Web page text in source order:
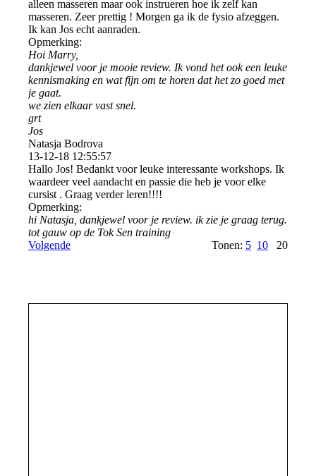
alleen masseren maar ook instrueren hoe ik zelf kan
masseren. Zeer prettig ! Morgen ga ik de fysio afzeggen.
Ik kan Jos echt aanraden.
Opmerking:
Hoi Marry,
dankjewel voor je mooie review. Ik vond het ook een leuke
kennismaking en wat fijn om te horen dat het zo goed met
je gaat.
we zien elkaar vast snel.
grt
Jos
Natasja Bodrova
13-12-18 12:55:57
Hallo Jos! Bedankt voor leuke interessante workshops. Ik
waardeer veel aandacht en passie die heb je voor elke
cursist . Graag verder leren!!!!
Opmerking:
hi Natasja, dankjewel voor je review. ik zie je graag terug.
tot gauw op de Tok Sen training
Volgende
Tonen: 5 10 20